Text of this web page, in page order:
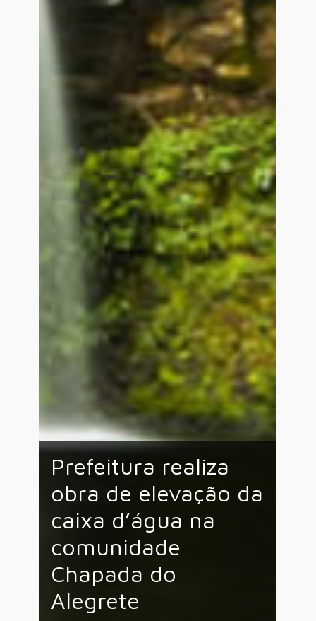
Prefeitura realiza
obra de elevação da
caixa d’água na
comunidade
Chapada do
Alegrete